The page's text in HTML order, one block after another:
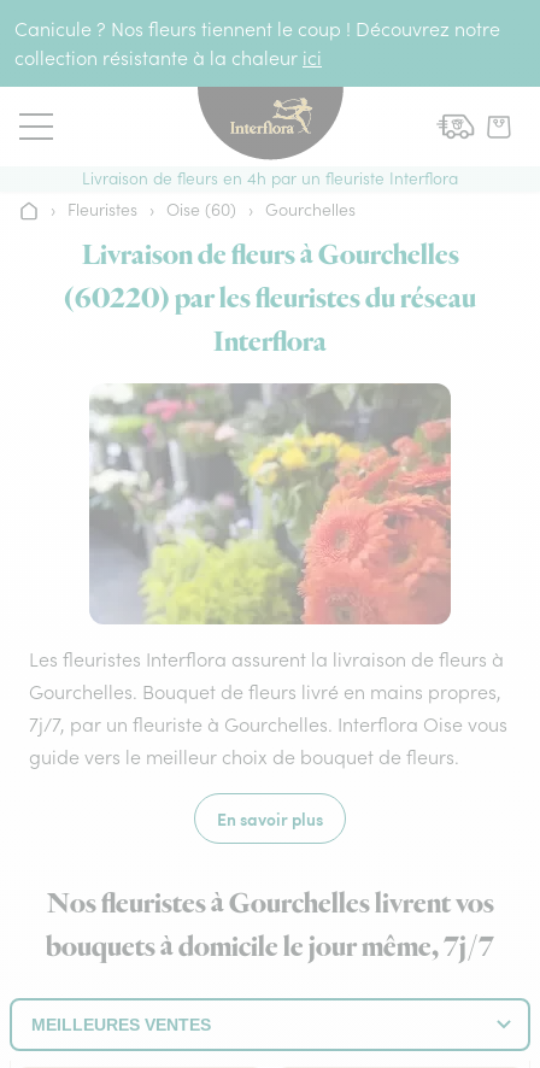
Canicule ? Nos fleurs tiennent le coup ! Découvrez notre
collection résistante à la chaleur ici
Livraison de fleurs en 4h par un fleuriste Interflora
Accueil
› Fleuristes › Oise (60) › Gourchelles
Livraison de fleurs à Gourchelles
(60220) par les fleuristes du réseau
Interflora
Les fleuristes Interflora assurent la livraison de fleurs à
Gourchelles. Bouquet de fleurs livré en mains propres,
7j/7, par un fleuriste à Gourchelles. Interflora Oise vous
guide vers le meilleur choix de bouquet de fleurs.
En savoir plus
Nos fleuristes à Gourchelles livrent vos
bouquets à domicile le jour même, 7j/7